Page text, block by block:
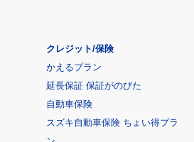
クレジット/保険
かえるプラン
延長保証 保証がのびた
自動車保険
スズキ自動車保険 ちょい得プラ